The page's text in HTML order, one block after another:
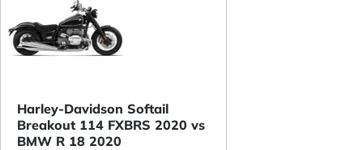
Harley-Davidson Softail
Breakout 114 FXBRS 2020 vs
BMW R 18 2020